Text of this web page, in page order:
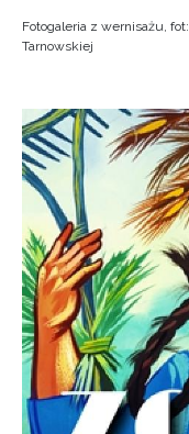
Fotogaleria z wernisażu,
Tarnowskiej